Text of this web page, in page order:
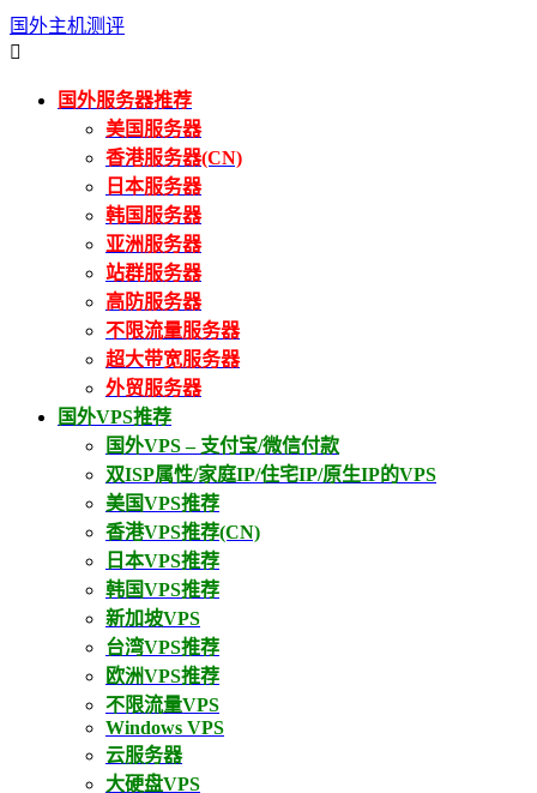
国外主机测评

国外服务器推荐
美国服务器
香港服务器(CN)
日本服务器
韩国服务器
亚洲服务器
站群服务器
高防服务器
不限流量服务器
超大带宽服务器
外贸服务器
国外VPS推荐
国外VPS – 支付宝/微信付款
双ISP属性/家庭IP/住宅IP/原生IP的VPS
美国VPS推荐
香港VPS推荐(CN)
日本VPS推荐
韩国VPS推荐
新加坡VPS
台湾VPS推荐
欧洲VPS推荐
不限流量VPS
Windows VPS
云服务器
大硬盘VPS